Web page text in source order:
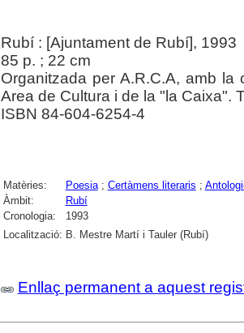
Rubí : [Ajuntament de Rubí], 1993
85 p. ; 22 cm
Organitzada per A.R.C.A, amb la
Area de Cultura i de la "la Caixa".
ISBN 84-604-6254-4
Matèries: Poesia; Certàmens literaris ;
Àmbit:
Rubí
Cronologia:
1993
Localització: B. Mestre Martí i Tauler (Rubí)
Enllaç permanent a aquest